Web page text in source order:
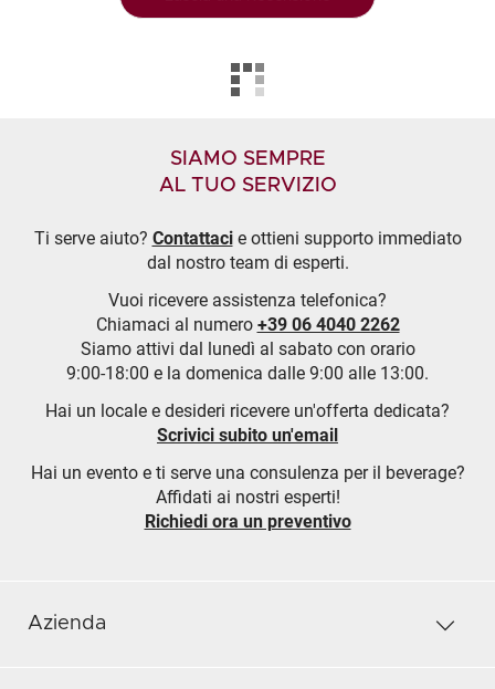
SIAMO SEMPRE
AL TUO SERVIZIO
Ti serve aiuto? Contattacie ottieni supporto immediato
dal nostro team di esperti.
Vuoi ricevere assistenza telefonica?
Chiamaci al numero +39 06 4040 2262
Siamo attivi dal lunedì al sabato con orario
9:00-18:00 e la domenica dalle 9:00 alle 13:00.
Hai un locale e desideri ricevere un'offerta dedicata?
Scrivici subito un'email
Hai un evento e ti serve una consulenza per il beverage?
Affidati ai nostri esperti!
Richiedi ora un preventivo
Azienda